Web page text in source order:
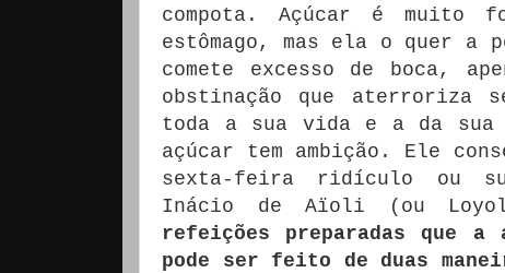
compota. Açúcar é muito
estômago, mas ela o quer a
comete excesso de boca,
obstinação que aterroriza
toda a sua vida e a da sua
açúcar tem ambição. Ele
sexta-feira ridículo ou
Inácio de Aïoli (ou
refeições preparadas que
pode ser feito de duas